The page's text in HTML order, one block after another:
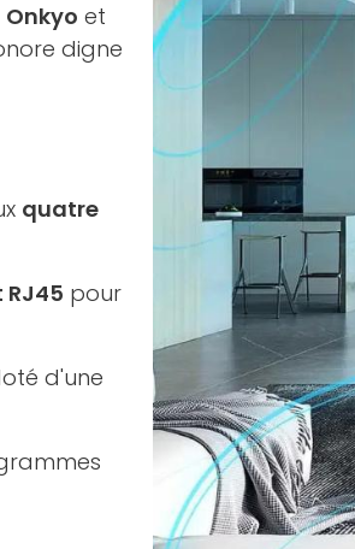
Onkyo et
digne
quatre
RJ45 pour
d'une